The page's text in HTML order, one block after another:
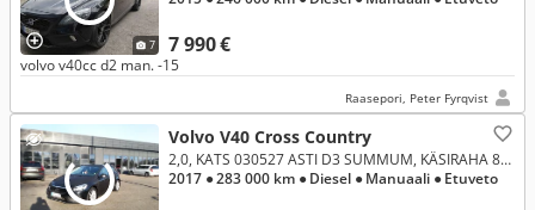
7 7 990 €
volvo v40cc d2 man. -15
Raasepori, Peter Fyrqvist
Volvo V40 Cross Country
2,0, KATS 030527 ASTI D3 SUMMUM, KÄSIRAHA 830€ AUTOMAATTI- ILMASTOINTI, WEBASTO AJASTIMELLA, VETOKOUKKU CRUISE VOLVO ON CALL
2017 ● 283 000 km ● Diesel ● Manuaali ● Etuveto